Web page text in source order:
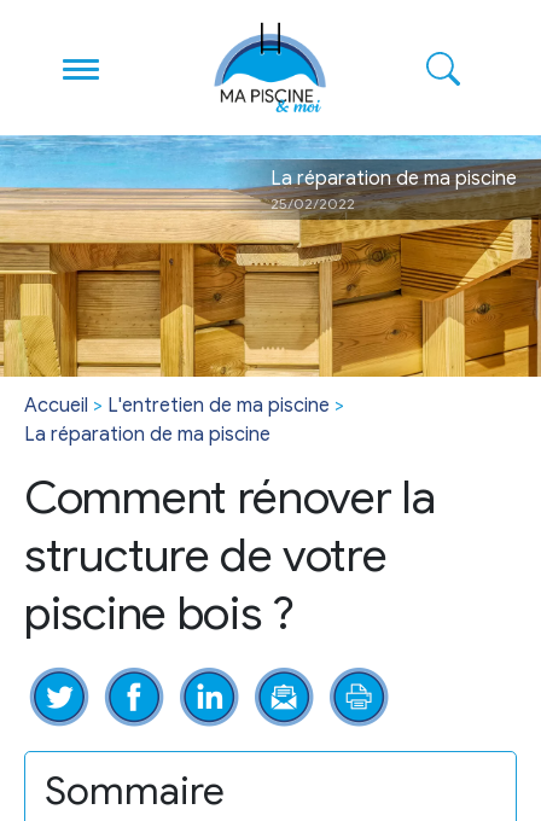
La réparation de ma piscine
25/02/2022
Accueil > L'entretien de ma piscine >
La réparation de ma piscine
Comment rénover la
structure de votre
piscine bois ?
Sommaire